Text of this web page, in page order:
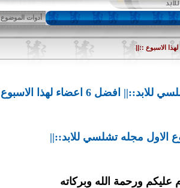
أدوات الموضوع
افضل 6 اعضاء لهذا الاسبوع ::||
عليكم ورحمة الله وبركاته